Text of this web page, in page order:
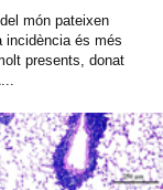
món pateixen
incidència és més
presents, donat